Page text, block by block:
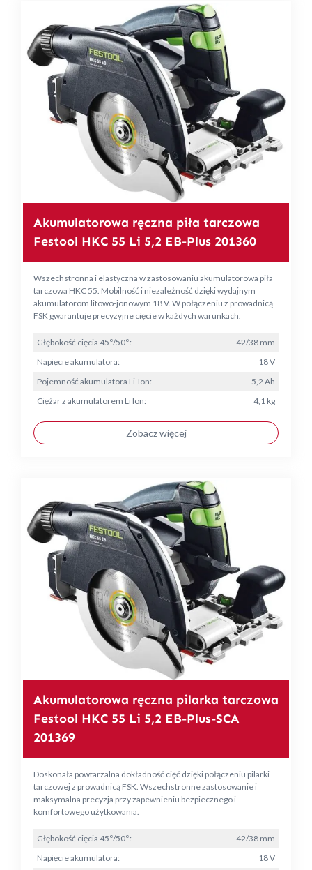
Akumulatorowa ręczna piła tarczowa
Festool HKC 55 Li 5,2 EB-Plus 201360
Wszechstronna i elastyczna w zastosowaniu akumulatorowa piła
tarczowa HKC 55. Mobilność i niezależność dzięki wydajnym
akumulatorom litowo-jonowym 18 V. W połączeniu z prowadnicą
FSK gwarantuje precyzyjne cięcie w każdych warunkach.
Głębokość cięcia 45°/50°:
42/38 mm
Napięcie akumulatora:
18 V
Pojemność akumulatora Li-Ion:
5,2 Ah
Ciężar z akumulatorem Li Ion:
4,1 kg
Zobacz więcej
Akumulatorowa ręczna pilarka tarczowa
Festool HKC 55 Li 5,2 EB-Plus-SCA
201369
Doskonała powtarzalna dokładność cięć dzięki połączeniu pilarki
tarczowej z prowadnicą FSK. Wszechstronne zastosowanie i
maksymalna precyzja przy zapewnieniu bezpiecznego i
komfortowego użytkowania.
Głębokość cięcia 45°/50°:
42/38 mm
Napięcie akumulatora:
18 V